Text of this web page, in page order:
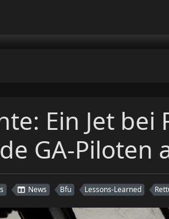
Ein Jet
GA-Piloten
News Bfu Lessons-Learned